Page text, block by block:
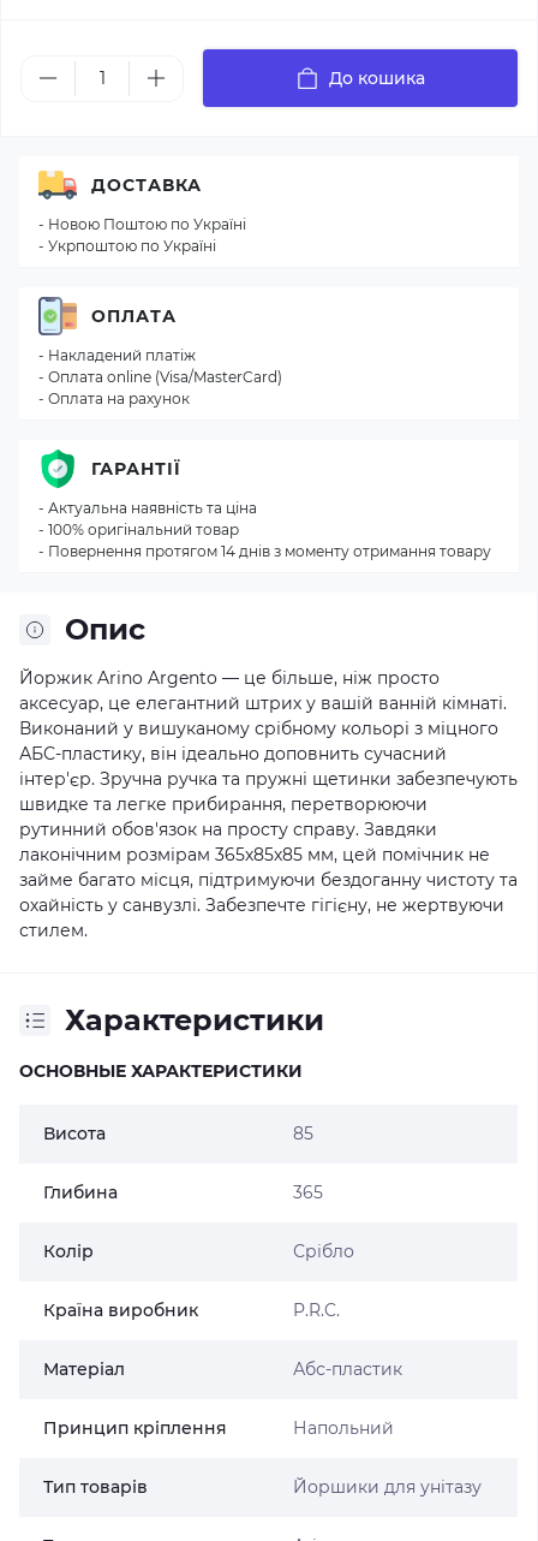
До кошика
Опис
Йоржик Arino Argento — це більше, ніж просто
аксесуар, це елегантний штрих у вашій ванній кімнаті.
Виконаний у вишуканому срібному кольорі з міцного
АБС-пластику, він ідеально доповнить сучасний
інтер'єр. Зручна ручка та пружні щетинки забезпечують
швидке та легке прибирання, перетворюючи
рутинний обов'язок на просту справу. Завдяки
лаконічним розмірам 365х85х85 мм, цей помічник не
займе багато місця, підтримуючи бездоганну чистоту та
охайність у санвузлі. Забезпечте гігієну, не жертвуючи
стилем.
Характеристики
ОСНОВНЫЕ ХАРАКТЕРИСТИКИ
Висота 85
Глибина 365
Колір Срібло
Країна виробник P.R.C.
Матеріал Абс-пластик
Принцип кріплення Напольний
Тип товарів Йоршики для унітазу
ДОСТАВКА
- Новою Поштою по Україні
- Укрпоштою по Україні
ОПЛАТА
- Накладений платіж
- Оплата online (Visa/MasterCard)
- Оплата на рахунок
ГАРАНТІЇ
- Актуальна наявність та ціна
- 100% оригінальний товар
- Повернення протягом 14 днів з моменту отримання товару